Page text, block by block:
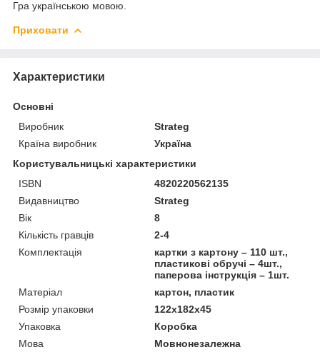
Гра українською мовою.
Приховати
Характеристики
Основні
Виробник
Strateg
Країна виробник
Україна
Користувальницькі характеристики
ISBN
4820220562135
Видавництво
Strateg
Вік
8
Кількість гравців
2-4
Комплектація
картки з картону – 110 шт.,
пластикові обручі – 4шт.,
паперова інструкція – 1шт.
Матеріал
картон, пластик
Розмір упаковки
122х182х45
Упаковка
Коробка
Мова
Мовнонезалежна